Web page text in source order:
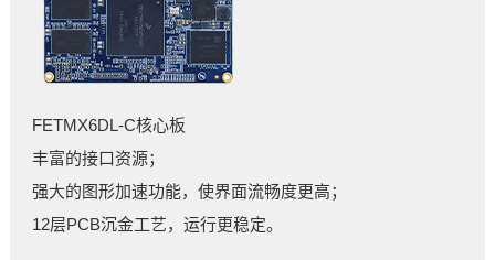
FETMX6DL-C核心板
丰富的接口资源；
强大的图形加速功能，使界面流畅度更高；
12层PCB沉金工艺，运行更稳定。